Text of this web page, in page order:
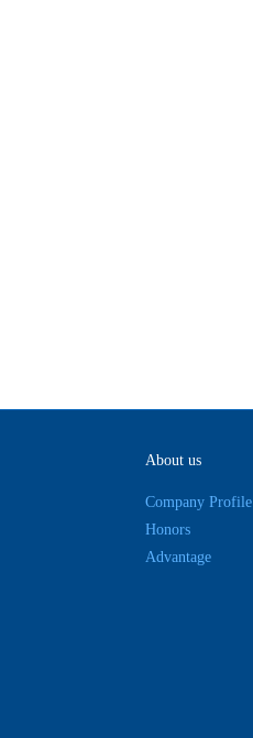
About us
Company Profile
Honors
Advantage